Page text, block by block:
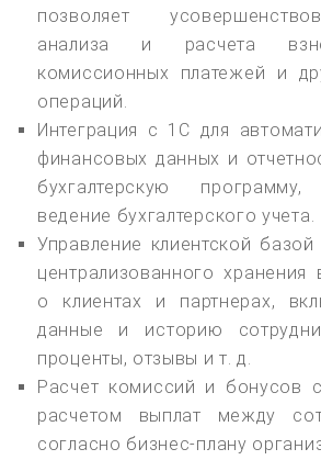
позволяет
анализа и расчета
комиссионных платежей и
операций.
Интеграция с 1С для
финансовых данных и
бухгалтерскую
ведение бухгалтерского учета.
Управление клиентской
централизованного
о клиентах и партнерах,
данные и историю
проценты, отзывы и т. д.
Расчет комиссий и бонусов
расчетом выплат между
согласно бизнес-плану